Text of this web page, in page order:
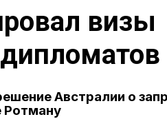
визы
Австралии о
Ротману